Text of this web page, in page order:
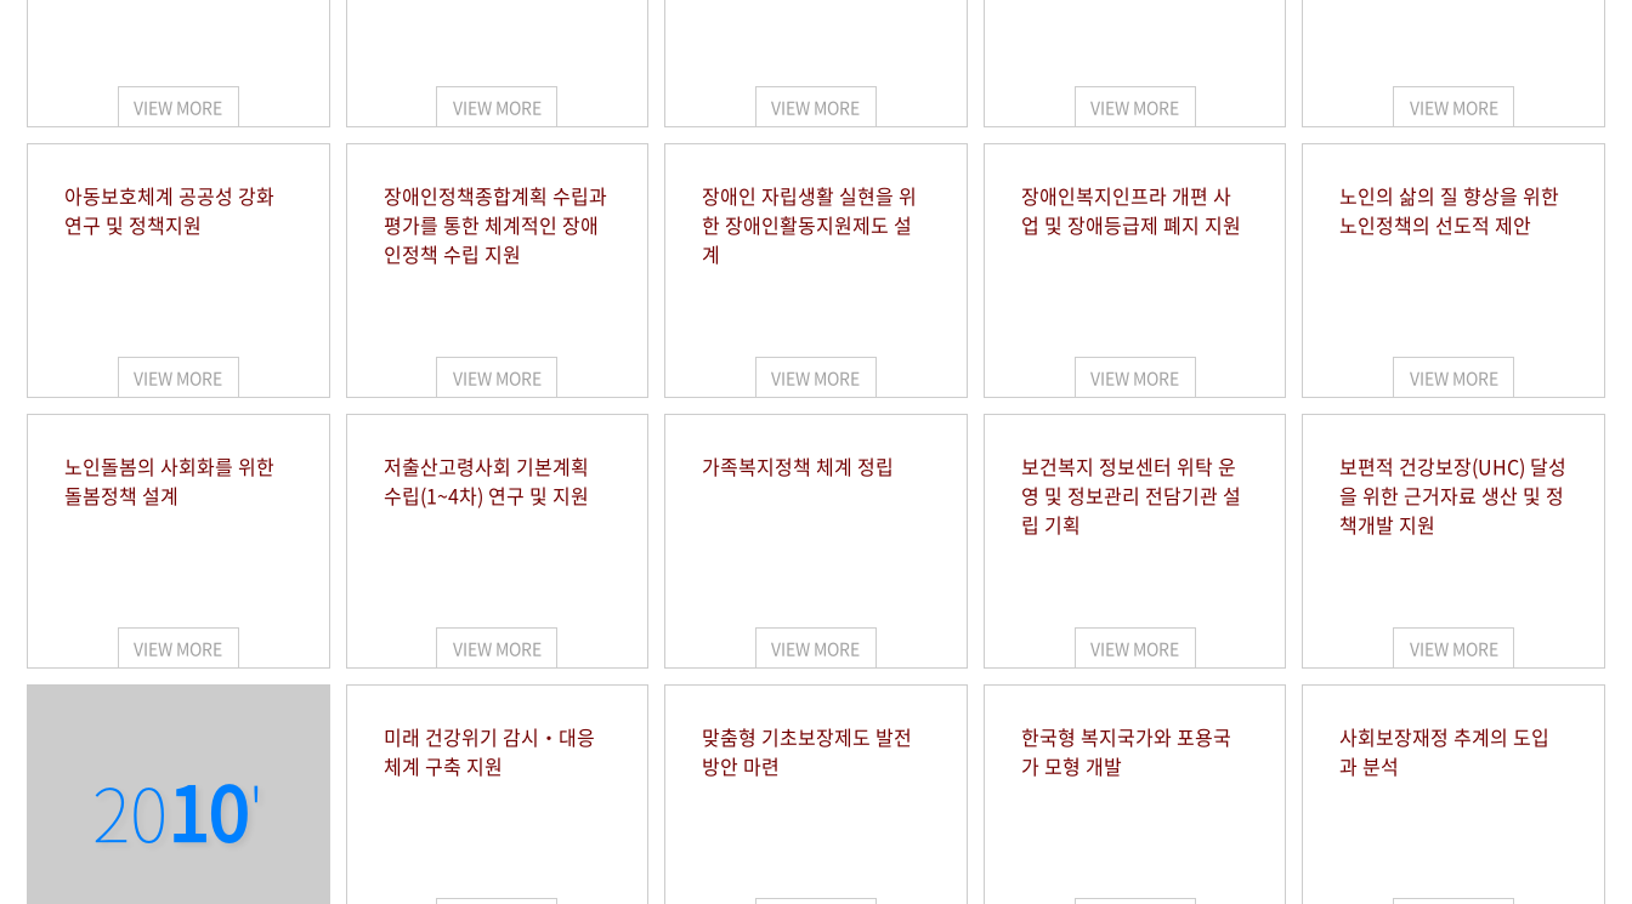
VIEW MORE VIEW MORE VIEW MORE VIEW MORE VIEW MORE
아동보호체계 공공성 강화
연구 및 정책지원
VIEW MORE
장애인정책종합계획 수립과
평가를 통한 체계적인 장애
인정책 수립 지원
VIEW MORE
장애인 자립생활 실현을 위
한 장애인활동지원제도 설
계
VIEW MORE
장애인복지인프라 개편 사
업 및 장애등급제 폐지 지원
VIEW MORE
노인의 삶의 질 향상을 위한
노인정책의 선도적 제안
VIEW MORE
노인돌봄의 사회화를 위한
돌봄정책 설계
VIEW MORE
저출산고령사회 기본계획
수립(1~4차) 연구 및 지원
VIEW MORE
가족복지정책 체계 정립
VIEW MORE
보건복지 정보센터 위탁 운
영 및 정보관리 전담기관 설
립 기획
VIEW MORE
보편적 건강보장(UHC) 달성
을 위한 근거자료 생산 및 정
책개발 지원
VIEW MORE
2010'
미래 건강위기 감시‧대응
체계 구축 지원
맞춤형 기초보장제도 발전
방안 마련
한국형 복지국가와 포용국
가 모형 개발
사회보장재정 추계의 도입
과 분석